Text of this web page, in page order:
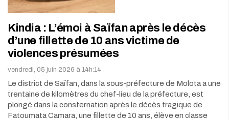
Kindia : L’émoi à Saïfan après le décès
d’une fillette de 10 ans victime de
violences présumées
vendredi, 05 juin 2026 à 14h:14
Le district de Saïfan, dans la sous-préfecture de Molota a une
trentaine de kilomètres du chef-lieu de la préfecture, est
plongé dans la consternation après le décès tragique de
Fatoumata Camara, une fillette de 10 ans, élève en classe